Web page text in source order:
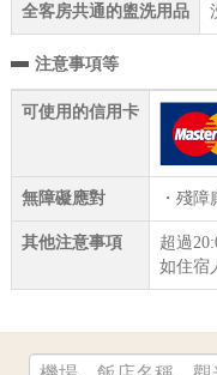
全客房共通的盥洗用品
注意事項等
可使用的信用卡
無障礙應對 ・殘
其他注意事項
超過
如住宿